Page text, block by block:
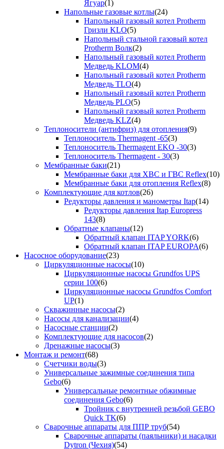
Ягуар(1)
Напольные газовые котлы(24)
Напольный газовый котел Protherm
Гризли KLO(5)
Напольный стальной газовый котел
Protherm Волк(2)
Напольный газовый котел Protherm
Медведь KLOM(4)
Напольный газовый котел Protherm
Медведь TLO(4)
Напольный газовый котел Protherm
Медведь PLO(5)
Напольный газовый котел Protherm
Медведь KLZ(4)
Теплоносители (антифриз) для отопления(9)
Теплоноситель Thermagent -65(3)
Теплоноситель Thermagent EKO -30(3)
Теплоноситель Thermagent - 30(3)
Мембранные баки(21)
Мембранные баки для ХВС и ГВС Reflex(10)
Мембранные баки для отопления Reflex(8)
Комплектующие для котлов(26)
Редукторы давления и манометры Itap(14)
Редукторы давления Itap Europress
143(8)
Обратные клапаны(12)
Обратный клапан ITAP YORK(6)
Обратный клапан ITAP EUROPA(6)
Насосное оборудование(23)
Циркуляционные насосы(10)
Циркуляционные насосы Grundfos UPS
серии 100(6)
Циркуляционные насосы Grundfos Comfort
UP(1)
Скважинные насосы(2)
Насосы для канализации(4)
Насосные станции(2)
Комплектующие для насосов(2)
Дренажные насосы(3)
Монтаж и ремонт(68)
Счетчики воды(3)
Универсальные зажимные соединения типа
Gebo(6)
Универсальные ремонтные обжимные
соединения Gebo(6)
Тройник с внутренней резьбой GEBO
Quick TK(6)
Сварочные аппараты для ППР труб(54)
Сварочные аппараты (паяльники) и насадки
Dytron (Чехия)(54)